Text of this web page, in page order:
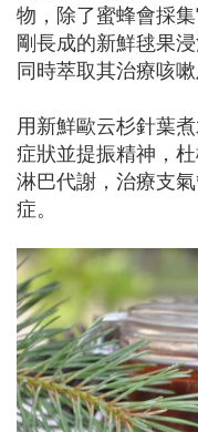
物，除了蜜蜂會採
剛長成的新鮮毬果
同時萃取其治療咳
用新鮮歐云杉針葉
症狀並提振精神，
淋巴代謝，治療支
症。